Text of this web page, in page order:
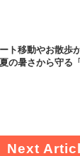
ト移動やお散歩
の暑さから守る